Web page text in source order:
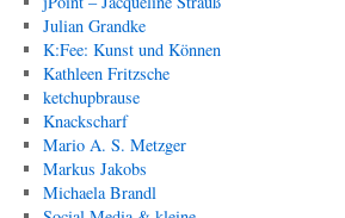
Julian Grandke
K:Fee: Kunst und Können
Kathleen Fritzsche
ketchupbrause
Knackscharf
Mario A. S. Metzger
Markus Jakobs
Michaela Brandl